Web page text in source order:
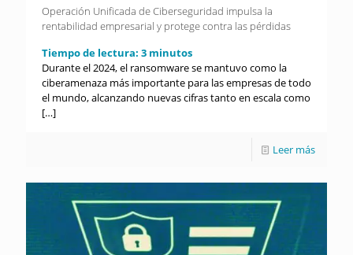
Operación Unificada de Ciberseguridad impulsa la
rentabilidad empresarial y protege contra las pérdidas
Tiempo de lectura: 3 minutos
Durante el 2024, el ransomware se mantuvo como la
ciberamenaza más importante para las empresas de todo
el mundo, alcanzando nuevas cifras tanto en escala como
[…]
Leer más